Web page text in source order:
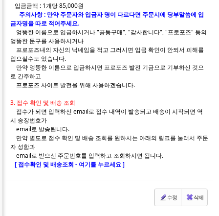
입금금액 : 1개당 85,000원
주의사항 : 만약 주문자와 입금자 명이 다르다면 주문시에 당부말씀에 입
금자명을 따로 적어주세요.
엉뚱한 이름으로 입금하시거나 "공동구매", "감사합니다", "프로포즈" 등의
엉뚱한 문구를 사용하시거나
프로포즈내의 자신의 닉네임을 적고 그러시면 입금 확인이 안되서 피해를
입으실수도 있습니다.
만약 엉뚱한 이름으로 입금하시면 프로포즈 발전 기금으로 기부하신 것으
로 간주하고
프로포즈 사이트 발전을 위해 사용하겠습니다.
3. 접수 확인 및 배송 조회
접수가 되면 입력하신 email로 접수 내역이 발송되고 배송이 시작되면 역
시 송장번호가
email로 발송됩니다.
만약 별도로 접수 확인 및 배송 조회를 원하시는 아래의 링크를 눌러서 주문
자 성함과
email로 받으신 주문번호를 입력하고 조회하시면 됩니다.
[ 접수확인 및 배송조회 - 여기를 누르세요 ]
수정 삭제